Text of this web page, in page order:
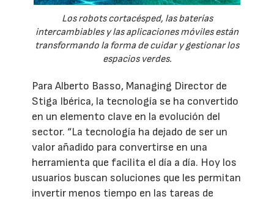
Los robots cortacésped, las baterías
intercambiables y las aplicaciones móviles están
transformando la forma de cuidar y gestionar los
espacios verdes.
Para Alberto Basso, Managing Director de
Stiga Ibérica, la tecnología se ha convertido
en un elemento clave en la evolución del
sector. “La tecnología ha dejado de ser un
valor añadido para convertirse en una
herramienta que facilita el día a día. Hoy los
usuarios buscan soluciones que les permitan
invertir menos tiempo en las tareas de